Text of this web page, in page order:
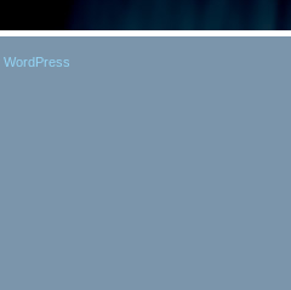
WordPress